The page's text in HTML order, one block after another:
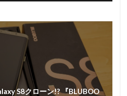
S8クローン!? 『BLUBOO